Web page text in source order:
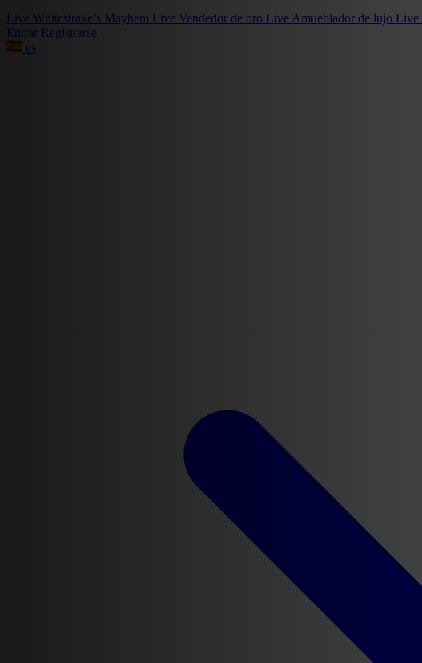
Live Whitestrake’s Mayhem Live Vendedor de oro Live Amueblador de lujo Live
Entrar Registrarse
es